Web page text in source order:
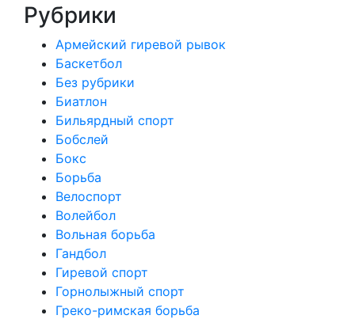
Рубрики
Армейский гиревой рывок
Баскетбол
Без рубрики
Биатлон
Бильярдный спорт
Бобслей
Бокс
Борьба
Велоспорт
Волейбол
Вольная борьба
Гандбол
Гиревой спорт
Горнолыжный спорт
Греко-римская борьба